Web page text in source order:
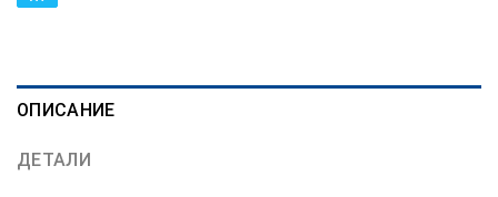
ОПИСАНИЕ
ДЕТАЛИ